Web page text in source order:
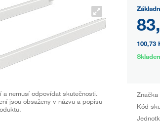
a nemusí odpovídat skutečnosti.
jsou obsaženy v názvu a popisu
100,73
Značka
Kód